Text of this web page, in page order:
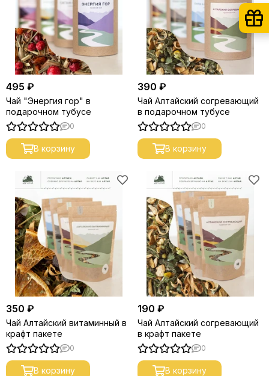
495 ₽
Чай "Энергия гор" в
подарочном тубусе
0
В корзину
390 ₽
Чай Алтайский согревающий
в подарочном тубусе
0
В корзину
350 ₽
Чай Алтайский витаминный в
крафт пакете
0
В корзину
190 ₽
Чай Алтайский согревающий
в крафт пакете
0
В корзину